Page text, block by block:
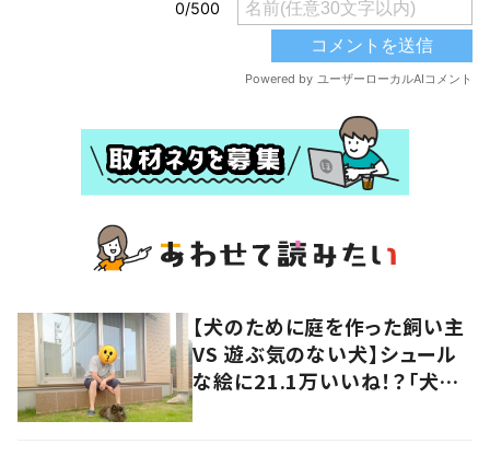
【犬のために庭を作った飼い主
VS 遊ぶ気のない犬】シュール
な絵に21.1万いいね！？「犬の